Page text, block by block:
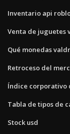
Inventario api
Venta de juguetes
Qué monedas
Retroceso del
Índice corporativo
Tabla de tipos de
Stock usd